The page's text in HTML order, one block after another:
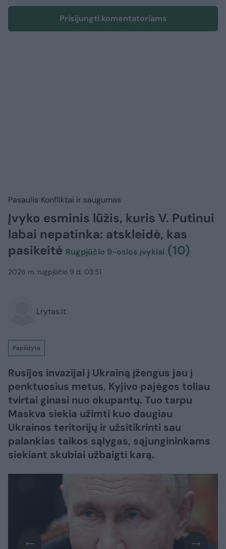
Prisijungti komentatoriams
Pasaulis Konfliktai ir saugumas
Įvyko esminis lūžis, kuris V. Putinui
labai nepatinka: atskleidė, kas
pasikeitė Rugpjūčio 9-osios įvykiai (10)
2026 m. rugpjūčio 9 d. 03:51
Lrytas.lt
Papildyta
Rusijos invazijai į Ukrainą įžengus jau į
penktuosius metus, Kyjivo pajėgos toliau
tvirtai ginasi nuo okupantų. Tuo tarpu
Maskva siekia užimti kuo daugiau
Ukrainos teritorijų ir užsitikrinti sau
palankias taikos sąlygas, sąjungininkams
siekiant skubiai užbaigti karą.​​​​​​​​​​​​​​​​​​​​​​​​​​​